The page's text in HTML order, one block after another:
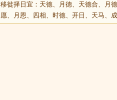
移徙择日宜：天德、月德、天德合、月
愿、月恩、四相、时德、开日、天马、成